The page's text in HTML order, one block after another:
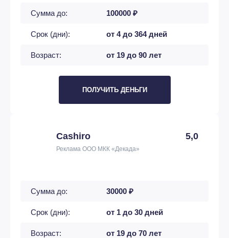
Сумма до: 100000 ₽
Срок (дни): от 4 до 364 дней
Возраст: от 19 до 90 лет
ПОЛУЧИТЬ ДЕНЬГИ
Cashiro 5,0
Реклама ООО МКК «Декада»
Сумма до: 30000 ₽
Срок (дни): от 1 до 30 дней
Возраст: от 19 до 70 лет